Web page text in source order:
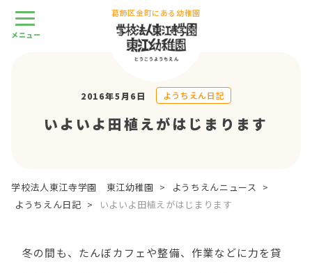
葛飾区金町にある幼稚園
2016年5月6日 ようちえん日記
いよいよ田植えがはじまります
学校法人東江寺学園 東江幼稚園 > ようちえんニュース >
ようちえん日記 > いよいよ田植えがはじまります
冬の間も、たんぼカフェや整備、作業などに力を貸